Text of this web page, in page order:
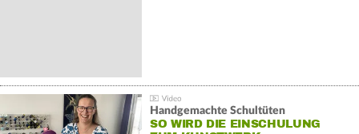
Handgemachte Schultüten
SO WIRD DIE EINSCHULUNG